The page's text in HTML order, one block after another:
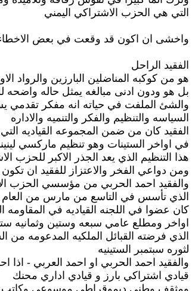
التي هي الحزب الاشتراكي اليمني
واخشى ان اكون قد وقعت في بعض الاخطاء
الفقيد الراحل
هو من كوكبه المناضلين البارزين والرواد
بل هو ودون ادنى مبالغه يمثل حاله واضحه
والشئ الملفت في حياته انه مفكر تقدمي
السياسه والتنظيم والفكر والتنميه والاداره
الفقيد كان من ضمن المجموعه القياديه
في اواخر الستينات وهو تنظيم ماركسي
هذا التنظيم الذي يعد الجذر الاكبر
ومن دواعي الفخر والاعتزاز للفقيد ان
والفقيد احمد الحربي من مؤسسي الحزب
الذي تأسس في التاسع من مارس من العام 1979
كان عضوا في اللجنه القياديه في
اواخر ومطلع عامي سبعه وستين وثمانيه
الذي فرضته القبائل الملكيه المدعومه
لثوره سبتمبر الستينيه
والفقيد احمد الحربي او احمد العربي -
قيادي اشتراكي بارز و قيادي اداري محنك